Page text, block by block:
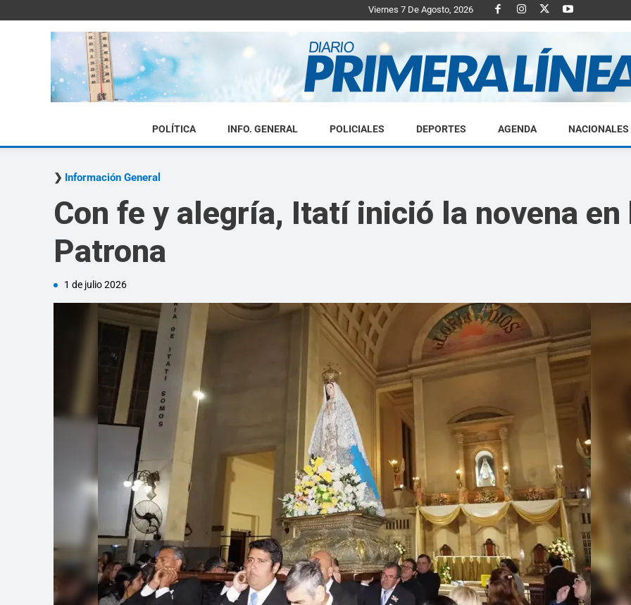
Viernes 7 De Agosto, 2026
Diario
POLÍTICA INFO. GENERAL POLICIALES DEPORTES AGENDA NACIONALES
Información General
Con fe y alegría, Itatí inició la novena en
Patrona
1 de julio 2026